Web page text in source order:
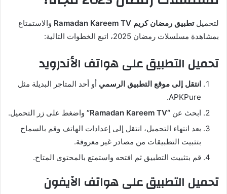
لتحميلتطبيق رمضان كريم Ramadan Kareem TV
والاستمتاع
بمشاهدة مسلسلات رمضان 2025، اتبع الخطوات التالية:
تحميل التطبيق على هواتف الأندرويد
انتقل إلى موقع التطبيق الرسمي أو أحد المتاجر البديلة مثل
APKPure.
ابحث عن “Ramadan Kareem TV”
واضغط على زر التحميل.
بعد انتهاء التحميل، انتقل إلى إعدادات الهاتف وقم بالسماح
بتثبيت التطبيقات من مصادر غير معروفة.
قم بتثبيت التطبيق ثم افتحه واستمتع بالمحتوى المتاح.
تحميل التطبيق على هواتف الآيفون